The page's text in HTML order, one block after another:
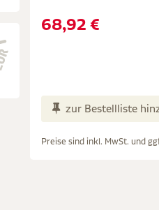
68,92 €
zur Bestellliste
Preise sind inkl. MwSt. und